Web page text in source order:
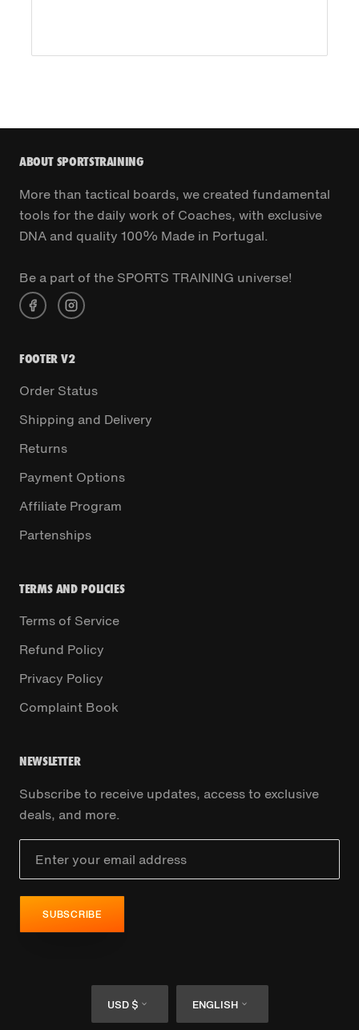
ABOUT SPORTSTRAINING
More than tactical boards, we created fundamental
tools for the daily work of Coaches, with exclusive
DNA and quality 100% Made in Portugal.
Be a part of the SPORTS TRAINING universe!
FOOTER V2
Order Status
Shipping and Delivery
Returns
Payment Options
Affiliate Program
Partenships
TERMS AND POLICIES
Terms of Service
Refund Policy
Privacy Policy
Complaint Book
NEWSLETTER
Subscribe to receive updates, access to exclusive
deals, and more.
SUBSCRIBE
Currency
USD $ Language
ENGLISH